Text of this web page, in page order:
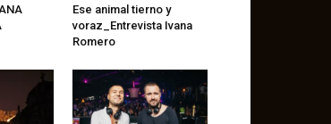
Ese animal tierno y
voraz_Entrevista Ivana
Romero